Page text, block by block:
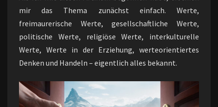
mir das Thema zunächst einfach. Werte,
freimaurerische Werte, gesellschaftliche Werte,
politische Werte, religiöse Werte, interkulturelle
Werte, Werte in der Erziehung, werteorientiertes
Denken und Handeln – eigentlich alles bekannt.